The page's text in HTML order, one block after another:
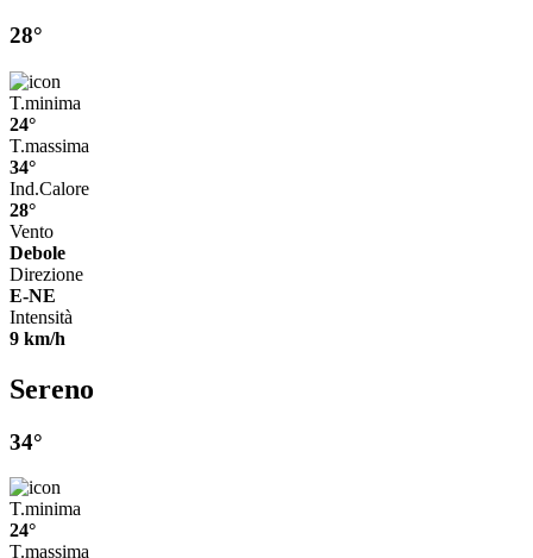
28°
T.minima
24°
T.massima
34°
Ind.Calore
28°
Vento
Debole
Direzione
E-NE
Intensità
9 km/h
Sereno
34°
T.minima
24°
T.massima